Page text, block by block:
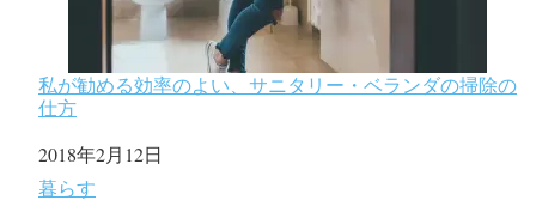
私が勧める効率のよい、サニタリー・ベランダの掃除の
仕方
日付
2018年2月12日
関連理由
暮らす